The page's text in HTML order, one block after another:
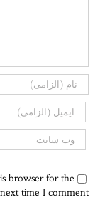
browser for the
next time I comment.